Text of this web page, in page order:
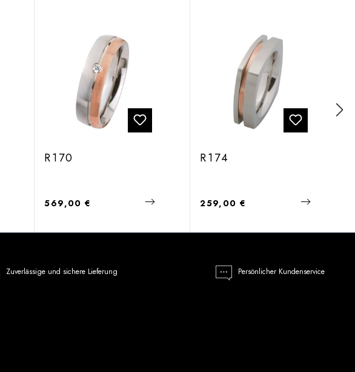
R170
Regulärer Preis:
569,00 €
R174
Regulärer Preis:
259,00 €
Zuverlässige und sichere Lieferung Persönlicher Kundenservice